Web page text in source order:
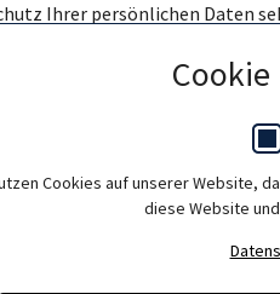
Ihrer persönlichen Daten
dieser
Datenschutzerklärung
im Internet (z. B. bei
möglich.
Cookies auf unserer Website,
diese Website